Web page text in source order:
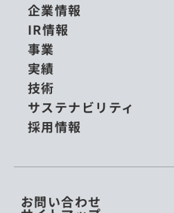
企業情報
IR情報
事業
実績
技術
サステナビリティ
採用情報
お問い合わせ